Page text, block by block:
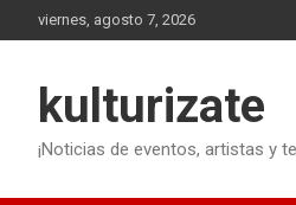
al
viernes, agosto 7, 2026
kulturizate
¡Noticias de eventos, artistas y